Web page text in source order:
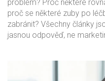
problém? Proč některé
proč se některé zuby po
zabránit? Všechny články
jasnou odpověď, ne